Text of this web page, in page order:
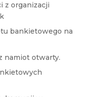
z organizacji
bankietowego na
namiot otwarty.